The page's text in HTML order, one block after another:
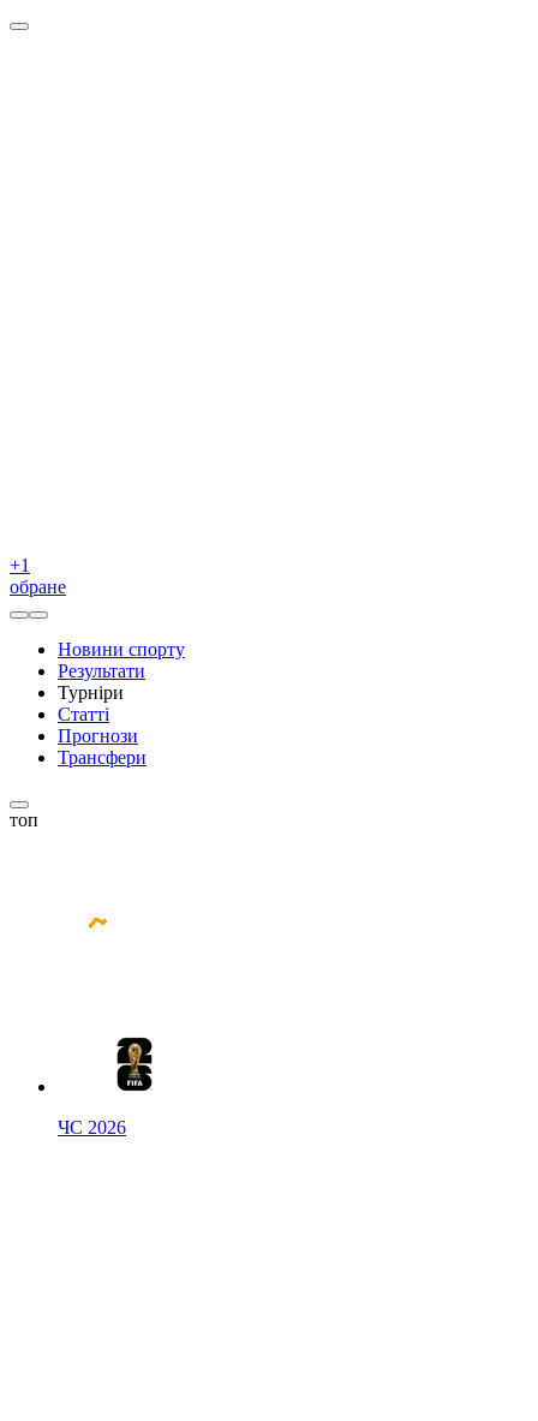
+1
обране
Новини спорту
Результати
Турніри
Статті
Прогнози
Трансфери
топ
ЧС 2026